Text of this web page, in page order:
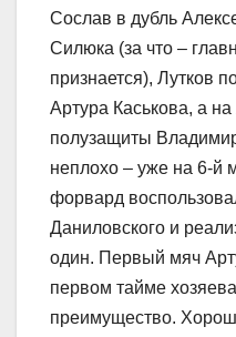
Сослав в дубль
Силюка (за что –
признается), Лутков
Артура Каськова, а
полузащиты
неплохо – уже на 6-й
форвард
Даниловского и
один. Первый мяч
первом тайме
преимущество.